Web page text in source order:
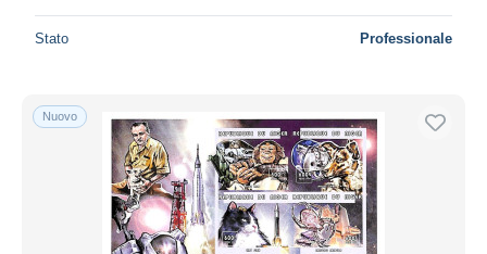
Stato Professionale
Nuovo